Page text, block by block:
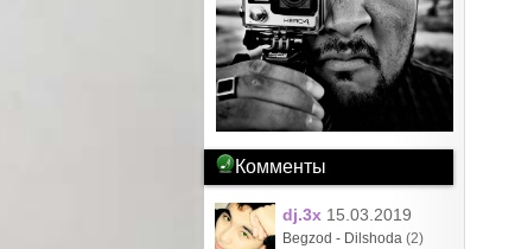
Комменты
dj.3x 15.03.2019
Begzod - Dilshoda (2)